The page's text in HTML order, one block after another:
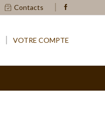
Contacts
VOTRE COMPTE